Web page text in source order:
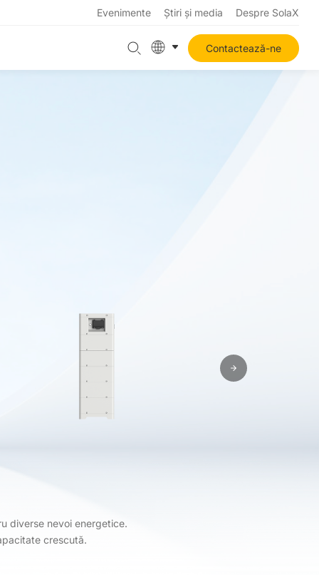
Evenimente Știri și media Despre SolaX
Contactează-ne
diverse nevoi energetice.
crescută.